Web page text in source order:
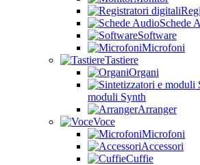
Schede
Software
Microfoni
Tastiere
Organi
moduli Synth
Arranger
Voce
Microfoni
Accessori
Cuffie